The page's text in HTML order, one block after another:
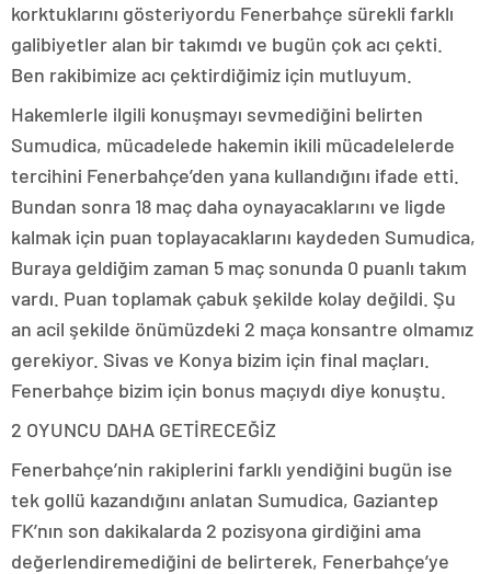
korktuklarını gösteriyordu Fenerbahçe sürekli farklı
galibiyetler alan bir takımdı ve bugün çok acı çekti.
Ben rakibimize acı çektirdiğimiz için mutluyum.
Hakemlerle ilgili konuşmayı sevmediğini belirten
Sumudica, mücadelede hakemin ikili mücadelelerde
tercihini Fenerbahçe’den yana kullandığını ifade etti.
Bundan sonra 18 maç daha oynayacaklarını ve ligde
kalmak için puan toplayacaklarını kaydeden Sumudica,
Buraya geldiğim zaman 5 maç sonunda 0 puanlı takım
vardı. Puan toplamak çabuk şekilde kolay değildi. Şu
an acil şekilde önümüzdeki 2 maça konsantre olmamız
gerekiyor. Sivas ve Konya bizim için final maçları.
Fenerbahçe bizim için bonus maçıydı diye konuştu.
2 OYUNCU DAHA GETİRECEĞİZ
Fenerbahçe’nin rakiplerini farklı yendiğini bugün ise
tek gollü kazandığını anlatan Sumudica, Gaziantep
FK’nın son dakikalarda 2 pozisyona girdiğini ama
değerlendiremediğini de belirterek, Fenerbahçe’ye